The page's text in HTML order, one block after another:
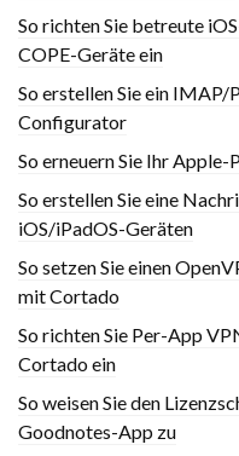
So richten Sie betreute
COPE-Geräte ein
So erstellen Sie ein
Configurator
So erneuern Sie Ihr
So erstellen Sie eine
iOS/iPadOS-Geräten
So setzen Sie einen
mit Cortado
So richten Sie Per-App
Cortado ein
So weisen Sie den
Goodnotes-App zu